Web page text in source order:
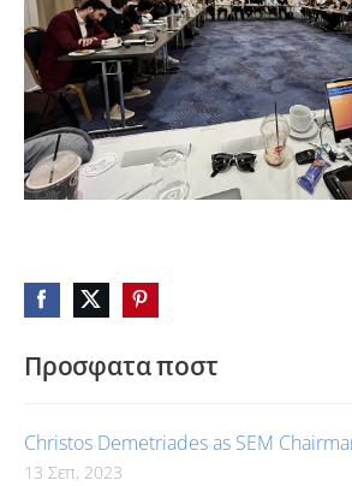
Προσφατα ποστ
Christos Demetriades as SEM
13 Σεπ, 2023